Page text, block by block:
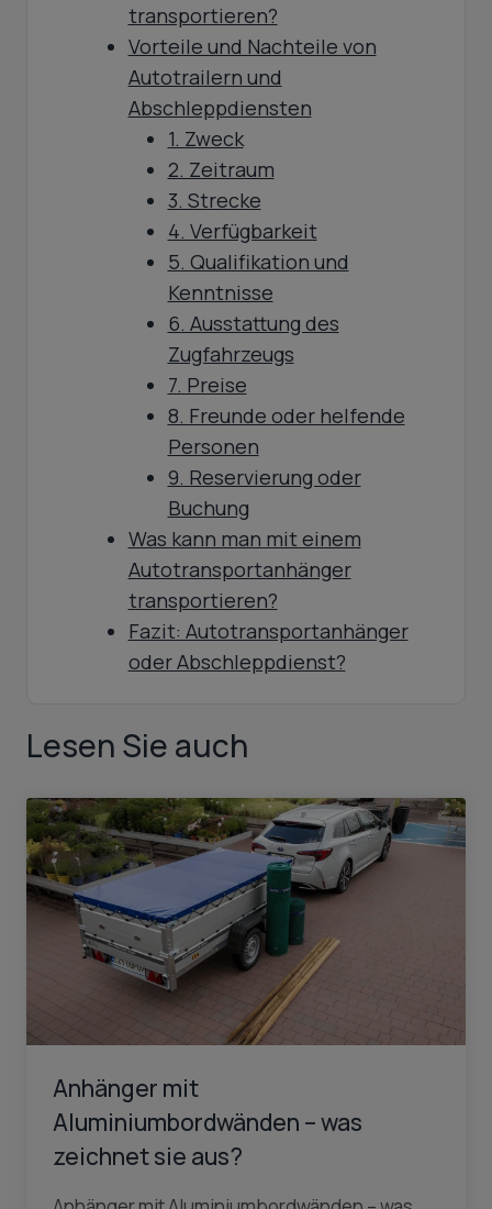
transportieren?
Vorteile und Nachteile von
Autotrailern und
Abschleppdiensten
1. Zweck
2. Zeitraum
3. Strecke
4. Verfügbarkeit
5. Qualifikation und
Kenntnisse
6. Ausstattung des
Zugfahrzeugs
7. Preise
8. Freunde oder helfende
Personen
9. Reservierung oder
Buchung
Was kann man mit einem
Autotransportanhänger
transportieren?
Fazit: Autotransportanhänger
oder Abschleppdienst?
Lesen Sie auch
Anhänger mit
Aluminiumbordwänden – was
zeichnet sie aus?